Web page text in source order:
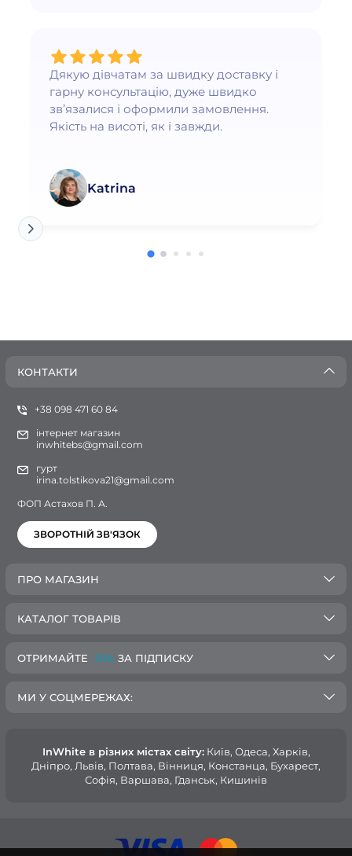
Дякую дівчатам за швидку доставку і
гарну консультацію, дуже швидко
зв’язалися і оформили замовлення.
Якість на висоті, як і завжди.
Katrina
КОНТАКТИ
+38 098 471 60 84
інтернет магазин
inwhitebs@gmail.com
гурт
irina.tolstikova21@gmail.com
ФОП Астахов П. А.
ЗВОРОТНІЙ ЗВ'ЯЗОК
ПРО МАГАЗИН
КАТАЛОГ ТОВАРІВ
ОТРИМАЙТЕ -10% ЗА ПІДПИСКУ
МИ У СОЦМЕРЕЖАХ:
InWhite в різних містах світу:Київ, Одеса, Харків,
Дніпро, Львів, Полтава, Вінниця, Констанца, Бухарест,
Софія, Варшава, Гданськ, Кишинів